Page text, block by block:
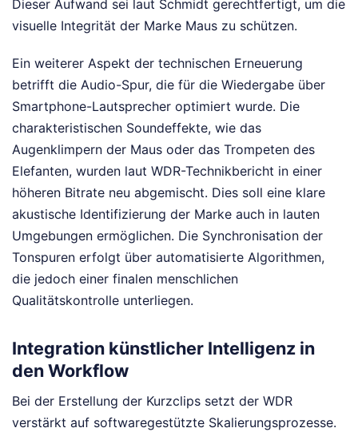
Dieser Aufwand sei laut Schmidt gerechtfertigt, um die
visuelle Integrität der Marke Maus zu schützen.
Ein weiterer Aspekt der technischen Erneuerung
betrifft die Audio-Spur, die für die Wiedergabe über
Smartphone-Lautsprecher optimiert wurde. Die
charakteristischen Soundeffekte, wie das
Augenklimpern der Maus oder das Trompeten des
Elefanten, wurden laut WDR-Technikbericht in einer
höheren Bitrate neu abgemischt. Dies soll eine klare
akustische Identifizierung der Marke auch in lauten
Umgebungen ermöglichen. Die Synchronisation der
Tonspuren erfolgt über automatisierte Algorithmen,
die jedoch einer finalen menschlichen
Qualitätskontrolle unterliegen.
Integration künstlicher Intelligenz in
den Workflow
Bei der Erstellung der Kurzclips setzt der WDR
verstärkt auf softwaregestützte Skalierungsprozesse.